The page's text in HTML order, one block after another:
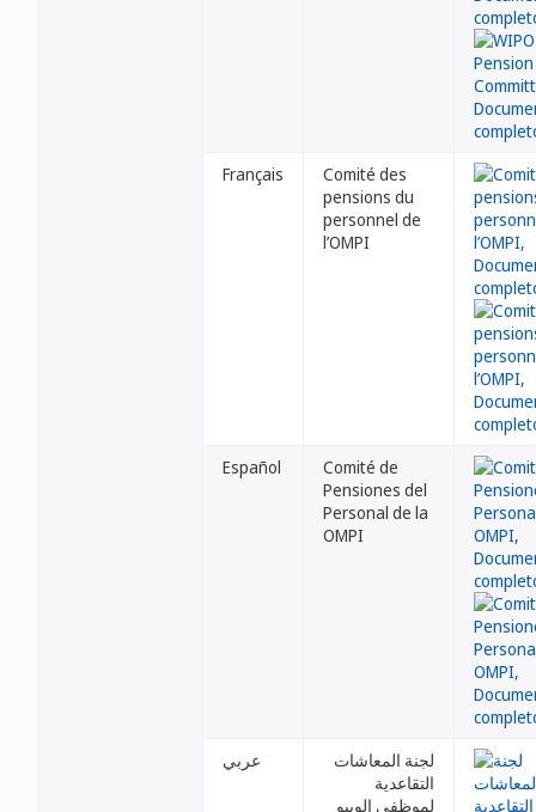
Français
Comité des
pensions du
personnel de
l’OMPI
Español
Comité de
Pensiones del
Personal de la
OMPI
عربي
لجنة المعاشات
التقاعدية
لموظفي الويبو